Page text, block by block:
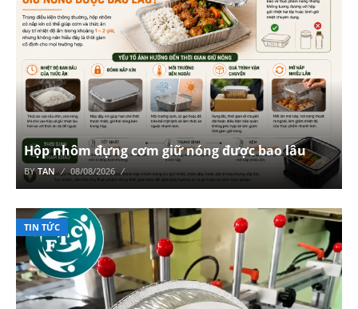
Hộp nhôm đựng cơm giữ nóng được bao lâu
BYTAN 08/08/2026
TIN TỨC